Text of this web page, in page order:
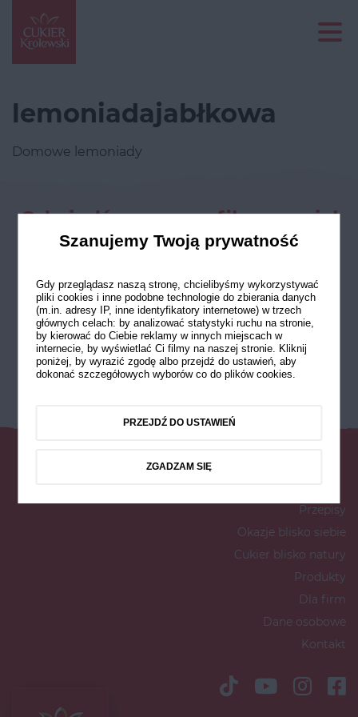
lemoniadajabłkowa
Domowe lemoniady
Odwiedź nasze profile w social
mediach
Przepisy
Okazje blisko siebie
Cukier blisko natury
Produkty
Dla firm
Dane osobowe
Kontakt
Szanujemy Twoją prywatność
Gdy przeglądasz naszą stronę, chcielibyśmy wykorzystywać
pliki cookies i inne podobne technologie do zbierania danych
(m.in. adresy IP, inne identyfikatory internetowe) w trzech
głównych celach: by analizować statystyki ruchu na stronie,
by kierować do Ciebie reklamy w innych miejscach w
internecie, by wyświetlać Ci filmy na naszej stronie. Kliknij
poniżej, by wyrazić zgodę albo przejdź do ustawień, aby
dokonać szczegółowych wyborów co do plików cookies.
PRZEJDŹ DO USTAWIEŃ
ZGADZAM SIĘ